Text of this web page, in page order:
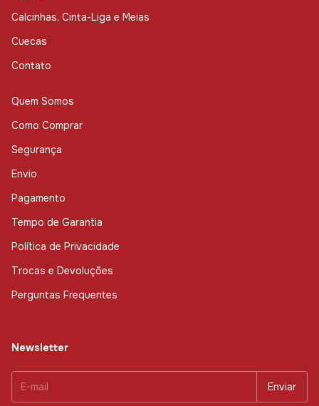
Calcinhas, Cinta-Liga e Meias
Cuecas
Contato
Quem Somos
Como Comprar
Segurança
Envio
Pagamento
Tempo de Garantia
Política de Privacidade
Trocas e Devoluções
Perguntas Frequentes
Newsletter